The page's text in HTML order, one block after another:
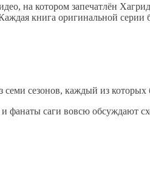
на котором запечатлён
книга оригинальной серии
сезонов, каждый из которых
саги вовсю обсуждают